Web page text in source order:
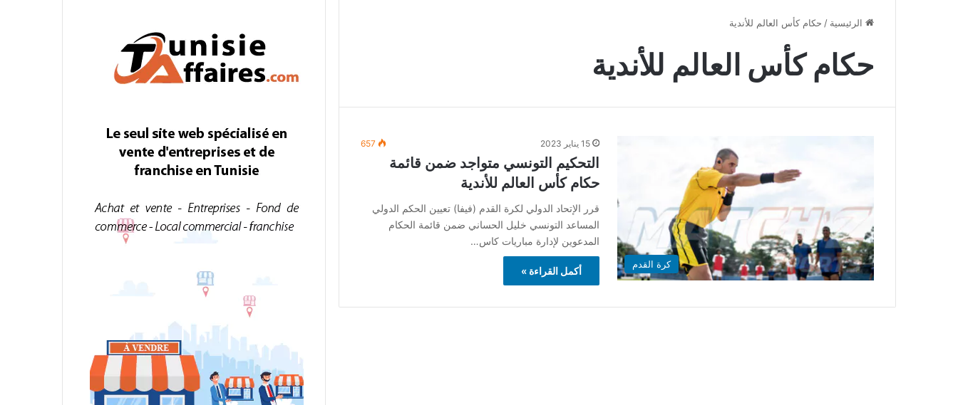
الرئيسية / حكام كأس العالم للأندية
حكام كأس العالم للأندية
كرة القدم
15 يناير 2023 657
التحكيم التونسي متواجد ضمن قائمة
حكام كأس العالم للأندية
قرر الإتحاد الدولي لكرة القدم (فيفا) تعيين الحكم الدولي
المساعد التونسي خليل الحساني ضمن قائمة الحكام
المدعوين لإدارة مباريات كاس…
أكمل القراءة »